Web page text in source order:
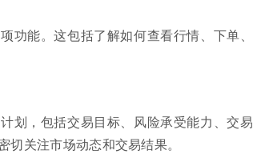
功能。这包括了解如何查看行情、下单、
划，包括交易目标、风险承受能力、交易
关注市场动态和交易结果。